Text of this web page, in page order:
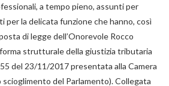
a tempo pieno, assunti per
per la delicata funzione che hanno, così
di legge dell’Onorevole Rocco
strutturale della giustizia tributaria
del 23/11/2017 presentata alla Camera
del Parlamento). Collegata